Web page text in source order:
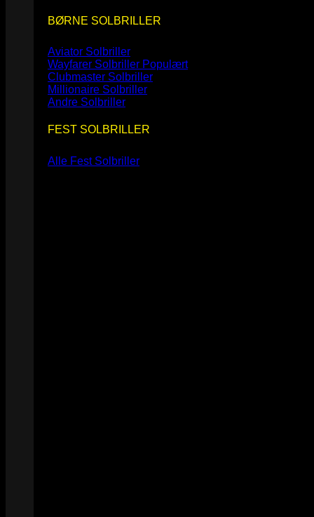
BØRNE SOLBRILLER
Aviator Solbriller
Wayfarer Solbriller
Clubmaster Solbriller
Millionaire Solbriller
Andre Solbriller
FEST SOLBRILLER
Alle Fest Solbriller